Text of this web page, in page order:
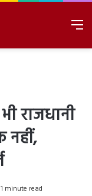
राजधानी
1 minute read